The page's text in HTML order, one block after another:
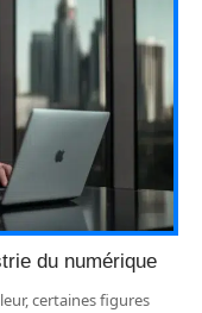
du numérique
certaines figures